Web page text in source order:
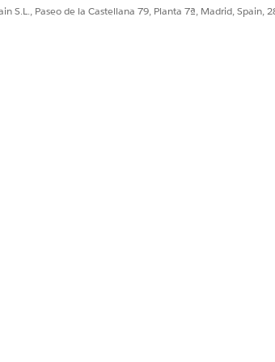
S.L., Paseo de la Castellana 79, Planta 7ª, Madrid, Spain,